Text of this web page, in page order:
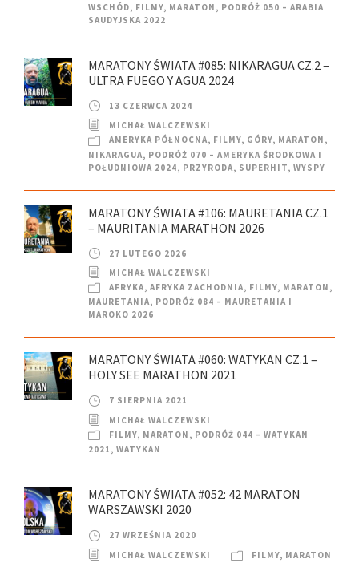
WSCHÓD, FILMY, MARATON , PODRÓŻ 050 – ARABIA
SAUDYJSKA 2022
MARATONY ŚWIATA #085: NIKARAGUA CZ.2 –
ULTRA FUEGO Y AGUA 2024
13 CZERWCA 2024
MICHAŁ WALCZEWSKI
AMERYKA PÓŁNOCNA, FILMY, GÓRY, MARATON ,
NIKARAGUA, PODRÓŻ 070 – AMERYKA ŚRODKOWA I
POŁUDNIOWA 2024, PRZYRODA, SUPERHIT, WYSPY
MARATONY ŚWIATA #106: MAURETANIA CZ.1
– MAURITANIA MARATHON 2026
27 LUTEGO 2026
MICHAŁ WALCZEWSKI
AFRYKA, AFRYKA ZACHODNIA, FILMY, MARATON ,
MAURETANIA, PODRÓŻ 084 – MAURETANIA I
MAROKO 2026
MARATONY ŚWIATA #060: WATYKAN CZ.1 –
HOLY SEE MARATHON 2021
7 SIERPNIA 2021
MICHAŁ WALCZEWSKI
FILMY, MARATON , PODRÓŻ 044 – WATYKAN
2021 , WATYKAN
MARATONY ŚWIATA #052: 42 MARATON
WARSZAWSKI 2020
27 WRZEŚNIA 2020
MICHAŁ WALCZEWSKI
FILMY, MARATON